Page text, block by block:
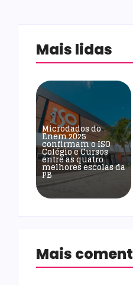
Mais lidas
Microdados do
Enem 2025
confirmam o ISO
Colégio e Cursos
entre as quatro
melhores escolas da
PB
Mais